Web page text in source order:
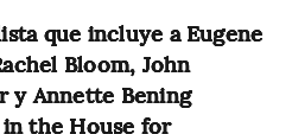
que incluye a Eugene
Bloom, John
y Annette Bening
the House for